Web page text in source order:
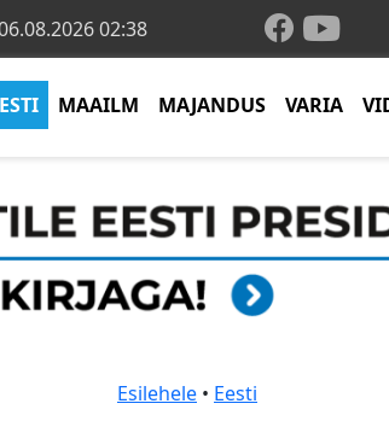
02:38
MAAILM MAJANDUS VARIA
Esilehele • Eesti